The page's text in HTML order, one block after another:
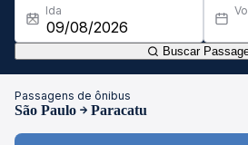
Ida
Buscar
Passagens de ônibus
São Paulo Paracatu